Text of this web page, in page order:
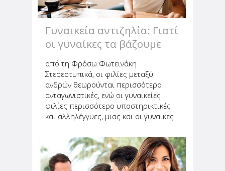
Γυναικεία αντιζηλία: Γιατί
οι γυναίκες τα βάζουμε
με... τις άλλες γυναίκες;
από τη Φρόσω Φωτεινάκη
Στερεοτυπικά, οι φιλίες μεταξύ
ανδρών θεωρούνται περισσότερο
ανταγωνιστικές, ενώ οι γυναικείες
φιλίες περισσότερο υποστηρικτικές
και αλληλέγγυες, μιας και οι γυναικες
στις φιλες μας, εκφραζοντας τις πιο
ευαλωτες και αδυναμες πλευρες μας,
κατι...